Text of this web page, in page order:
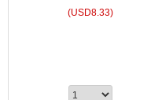
(USD8.33)